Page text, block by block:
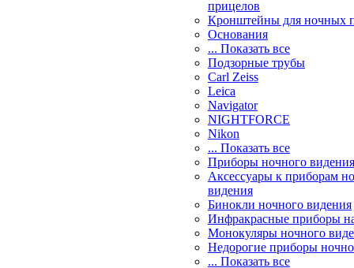
прицелов
Кронштейны для ночных
Основания
... Показать все
Подзорные трубы
Carl Zeiss
Leica
Navigator
NIGHTFORCE
Nikon
... Показать все
Приборы ночного видения
Аксессуары к приборам
видения
Бинокли ночного видения
Инфракрасные приборы
Монокуляры ночного
Недорогие приборы
... Показать все